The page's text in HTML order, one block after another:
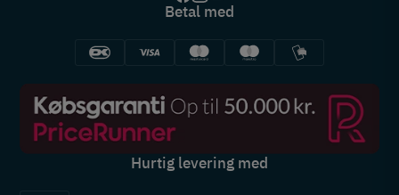
Betal med
Hurtig levering med